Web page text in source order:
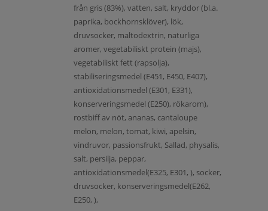
från gris (83%), vatten, salt, kryddor (bl.a.
paprika, bockhornsklöver), lök,
druvsocker, maltodextrin, naturliga
aromer, vegetabiliskt protein (majs),
vegetabiliskt fett (rapsolja),
stabiliseringsmedel (E451, E450, E407),
antioxidationsmedel (E301, E331),
konserveringsmedel (E250), rökarom),
rostbiff av nöt, ananas, cantaloupe
melon, melon, tomat, kiwi, apelsin,
vindruvor, passionsfrukt, Sallad, physalis,
salt, persilja, peppar,
antioxidationsmedel(E325, E301, ), socker,
druvsocker, konserveringsmedel(E262,
E250, ),